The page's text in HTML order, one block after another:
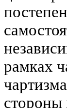
рамках
стороны